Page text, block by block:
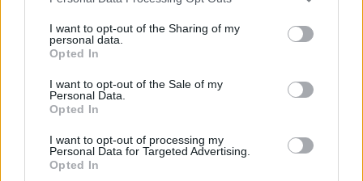
I want to opt-out of the Sharing of my
personal data.
Opted In
I want to opt-out of the Sale of my
Personal Data.
Opted In
I want to opt-out of processing my
Personal Data for Targeted Advertising.
Opted In